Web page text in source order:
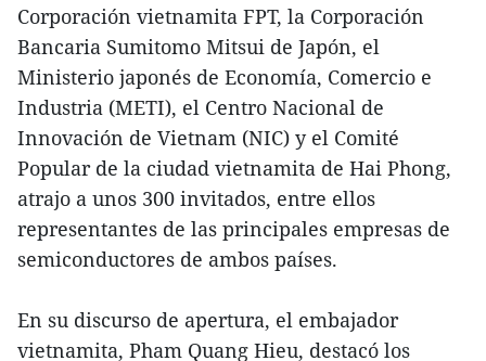
Corporación vietnamita FPT, la Corporación
Bancaria Sumitomo Mitsui de Japón, el
Ministerio japonés de Economía, Comercio e
Industria (METI), el Centro Nacional de
Innovación de Vietnam (NIC) y el Comité
Popular de la ciudad vietnamita de Hai Phong,
atrajo a unos 300 invitados, entre ellos
representantes de las principales empresas de
semiconductores de ambos países.
En su discurso de apertura, el embajador
vietnamita, Pham Quang Hieu, destacó los